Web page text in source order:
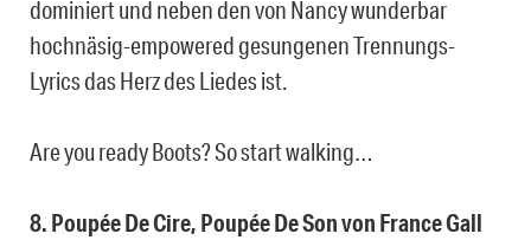
dominiert und neben den von Nancy wunderbar
hochnäsig-empowered gesungenen Trennungs-
Lyrics das Herz des Liedes ist.
Are you ready Boots? So start walking…
8. Poupée De Cire, Poupée De Son von France Gall